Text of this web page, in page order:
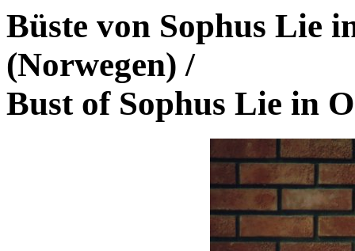
Büste von Sophus Lie
(Norwegen) /
Bust of Sophus Lie in